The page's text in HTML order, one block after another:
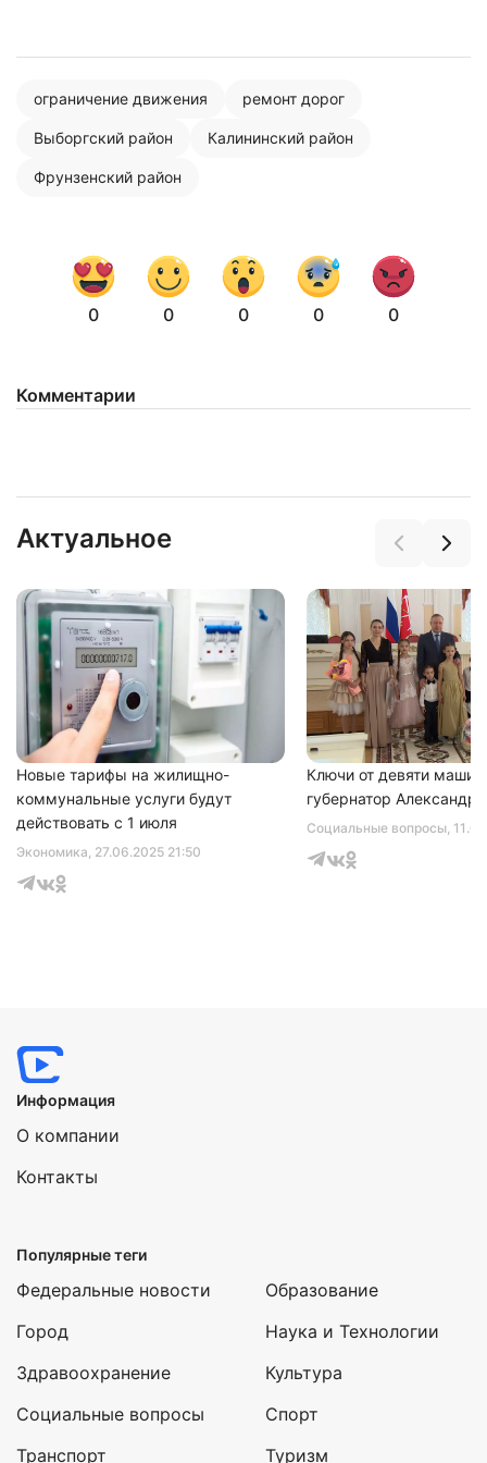
ограничение движения ремонт дорог
Выборгский район Калининский район
Фрунзенский район
0 0 0 0 0
Комментарии
Актуальное
Экономика, 27.06.2025 21:50
Новые тарифы на жилищно-
коммунальные услуги будут
действовать с 1 июля
Социальные вопросы,
Ключи от девяти машин
губернатор Александр
соглашаетесь сполитикой конфиденциальности
Информация
О компании
Контакты
Популярные теги
Федеральные новости
Город
Здравоохранение
Социальные вопросы
Транспорт
Образование
Наука и Технологии
Культура
Спорт
Туризм